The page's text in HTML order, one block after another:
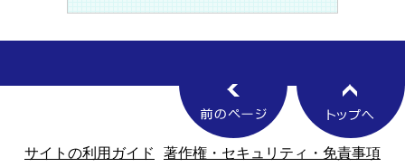
サイトの利用ガイド
著作権・セキュリティ・免責事項